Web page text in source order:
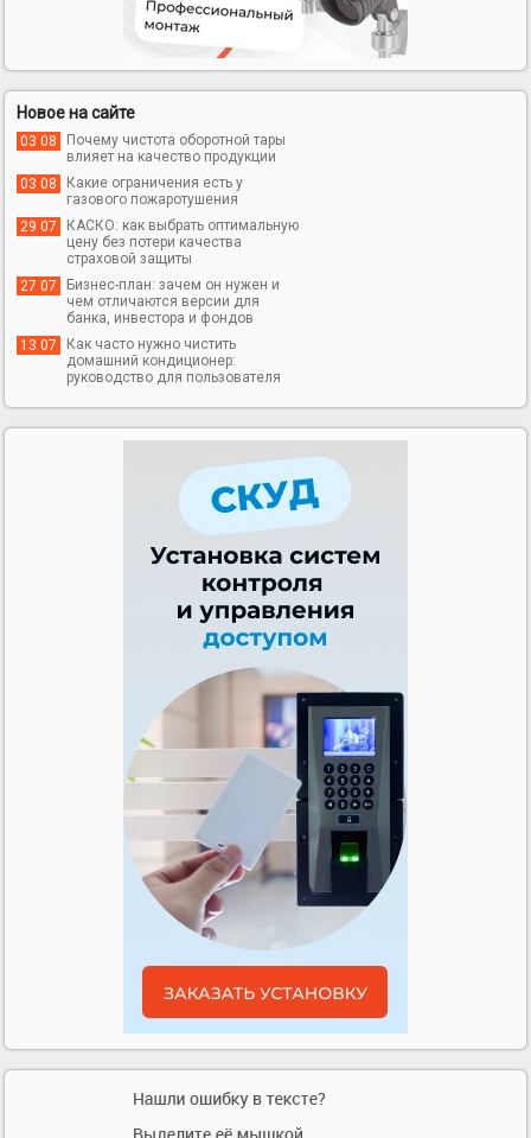
Новое на сайте
03 08
Почему чистота оборотной тары
влияет на качество продукции
03 08
Какие ограничения есть у
газового пожаротушения
29 07
КАСКО: как выбрать оптимальную
цену без потери качества
страховой защиты
27 07
Бизнес-план: зачем он нужен и
чем отличаются версии для
банка, инвестора и фондов
13 07
Как часто нужно чистить
домашний кондиционер:
руководство для пользователя